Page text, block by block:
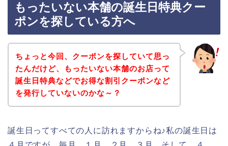
もったいない本舗の誕生日特典クー
ポンを探している方へ
ちょっと今回、クーポンを探していて思っ
たんだけど、もったいない本舗のお店って
誕生日特典などでお得な割引クーポンなど
を発行していないのかな～？
誕生日ってすべての人に訪れますからね♪私の誕生日は